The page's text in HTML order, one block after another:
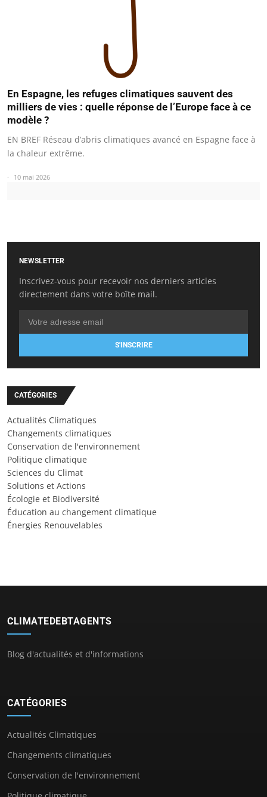
En Espagne, les refuges climatiques sauvent des
milliers de vies : quelle réponse de l’Europe face à ce
modèle ?
EN BREF Réseau d’abris climatiques avancé en Espagne face à
la chaleur extrême.
10 mai 2026
NEWSLETTER
Inscrivez-vous pour recevoir nos derniers articles
directement dans votre boîte mail.
S'INSCRIRE
CATÉGORIES
Actualités Climatiques
Changements climatiques
Conservation de l'environnement
Politique climatique
Sciences du Climat
Solutions et Actions
Écologie et Biodiversité
Éducation au changement climatique
Énergies Renouvelables
CLIMATEDEBTAGENTS
Blog d'actualités et d'informations
CATÉGORIES
Actualités Climatiques
Changements climatiques
Conservation de l'environnement